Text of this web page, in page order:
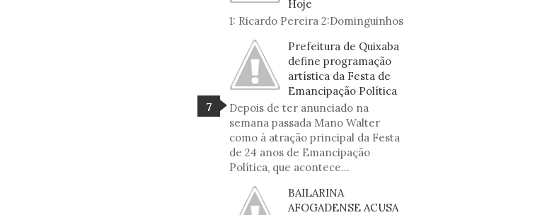
Hoje
1: Ricardo Pereira 2:Dominguinhos
Prefeitura de Quixaba
define programação
artística da Festa de
Emancipação Política
Depois de ter anunciado na
semana passada Mano Walter
como à atração principal da Festa
de 24 anos de Emancipação
Política, que acontece...
BAILARINA
AFOGADENSE ACUSA